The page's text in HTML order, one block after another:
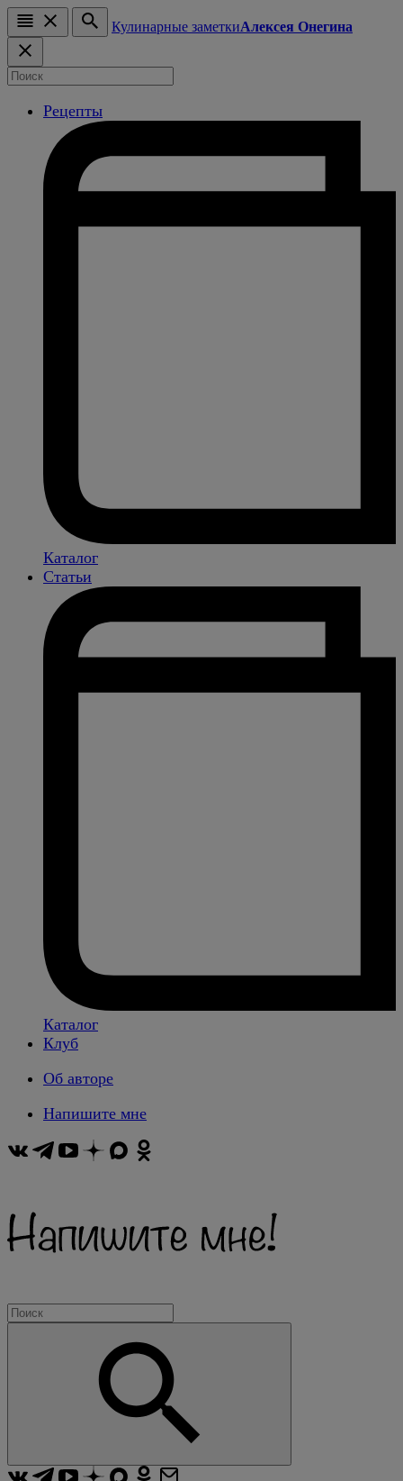
Кулинарные заметкиАлексея Онегина
Рецепты
Каталог
Статьи
Каталог
Клуб
Об авторе
Напишите мне